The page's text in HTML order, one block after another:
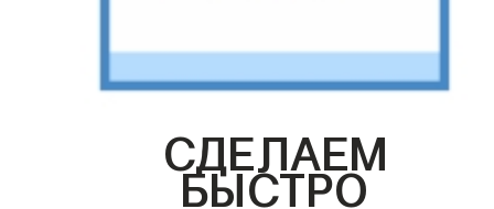
СДЕЛАЕМ
БЫСТРО